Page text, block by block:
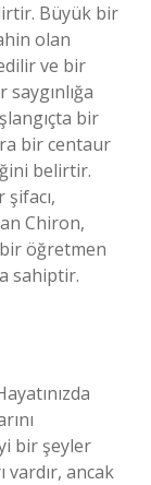
Büyük bir
olan
ve bir
bir
bir centaur
belirtir.
şifacı,
Chiron,
öğretmen
sahiptir.
bir şeyler
ancak